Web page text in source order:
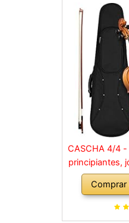
CASCHA 4/4 -
principiantes,
violín macizo
cuerdas de
para
Comprar